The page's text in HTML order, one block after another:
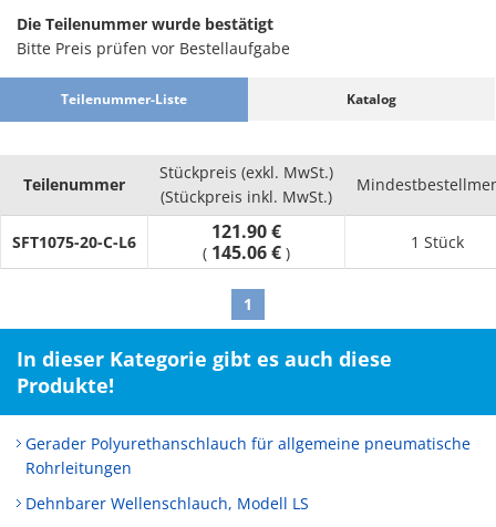
Die Teilenummer wurde bestätigt
Bitte Preis prüfen vor Bestellaufgabe
Teilenummer-Liste Katalog
Teilenummer
Stückpreis (exkl. MwSt.)
(Stückpreis inkl. MwSt.)
SFT1075-20-C-L6 121.90 €
( 145.06 € )
1 Stück
1
In dieser Kategorie gibt es auch diese
Produkte!
Gerader Polyurethanschlauch für allgemeine pneumatische
Rohrleitungen
Dehnbarer Wellenschlauch, Modell LS